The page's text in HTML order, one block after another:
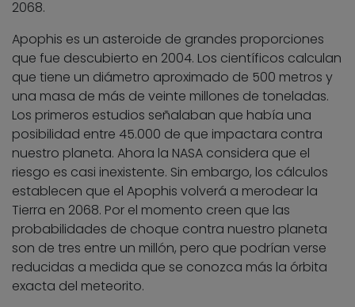
2068.
Apophis es un asteroide de grandes proporciones
que fue descubierto en 2004. Los científicos calculan
que tiene un diámetro aproximado de 500 metros y
una masa de más de veinte millones de toneladas.
Los primeros estudios señalaban que había una
posibilidad entre 45.000 de que impactara contra
nuestro planeta. Ahora la NASA considera que el
riesgo es casi inexistente. Sin embargo, los cálculos
establecen que el Apophis volverá a merodear la
Tierra en 2068. Por el momento creen que las
probabilidades de choque contra nuestro planeta
son de tres entre un millón, pero que podrían verse
reducidas a medida que se conozca más la órbita
exacta del meteorito.